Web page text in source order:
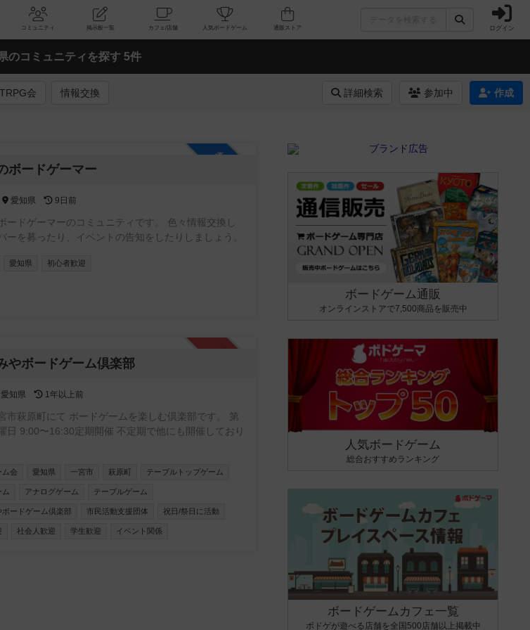
ボードゲーム会 コミュニティ 掲示板一覧 カフェ/店舗 人気ボードゲーム ログイン
のコミュニティを探す 5件
TRPG会 情報交換 詳細検索 参加中 作成
ボードゲーマー
愛知県 9日前
ードゲーマーのコミュニティです。 色々情報交換し
ーを募ったり、イベントの告知をしたりしましょう。
愛知県 初心者歓迎
やボードゲーム倶楽部
愛知県 1年以上前
市萩原町にて ボードゲームを楽しむ倶楽部です。 第
〜16:30定期開催 不定期で他にも開催しており
ム会 愛知県 一宮市 萩原町 テーブルトップゲーム
アナログゲーム テーブルゲーム
ボードゲーム倶楽部 市民活動支援団体 祝日/祭日に活動
社会人歓迎 学生歓迎 イベント関係
ボードゲーム通販
オンラインストアで7,500商品を販売中
人気ボードゲーム
総合おすすめランキング
ボードゲームカフェ一覧
ボドゲが遊べる店舗を全国500店舗以上掲載中